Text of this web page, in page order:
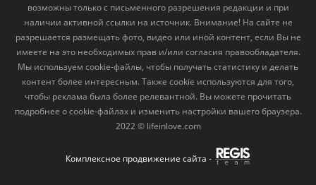
возможны только с письменного разрешения редакции и при
наличии активной ссылки на источник. Внимание! На сайте не
разрешается размещать фото, видео или иной контент, если Вы не
имеете на это необходимых прав и/или согласия правообладателя.
Мы используем cookie-файлы, чтобы получать статистику и делать
контент более интересным. Также cookie используются для того,
чтобы реклама была более релевантной. Вы можете прочитать
подробнее оcookie-файлахи изменить настройки вашего браузера.
2022 © lifeinlove.com
Комплексное продвижение сайта -